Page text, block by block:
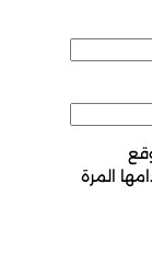
المرة